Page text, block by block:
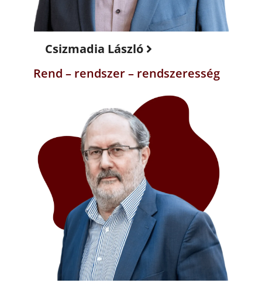
Csizmadia László
Rend – rendszer – rendszeresség